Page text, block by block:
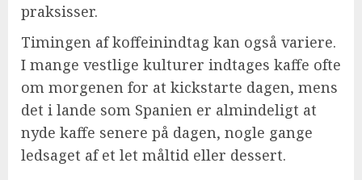
praksisser.
Timingen af koffeinindtag kan også variere.
I mange vestlige kulturer indtages kaffe ofte
om morgenen for at kickstarte dagen, mens
det i lande som Spanien er almindeligt at
nyde kaffe senere på dagen, nogle gange
ledsaget af et let måltid eller dessert.